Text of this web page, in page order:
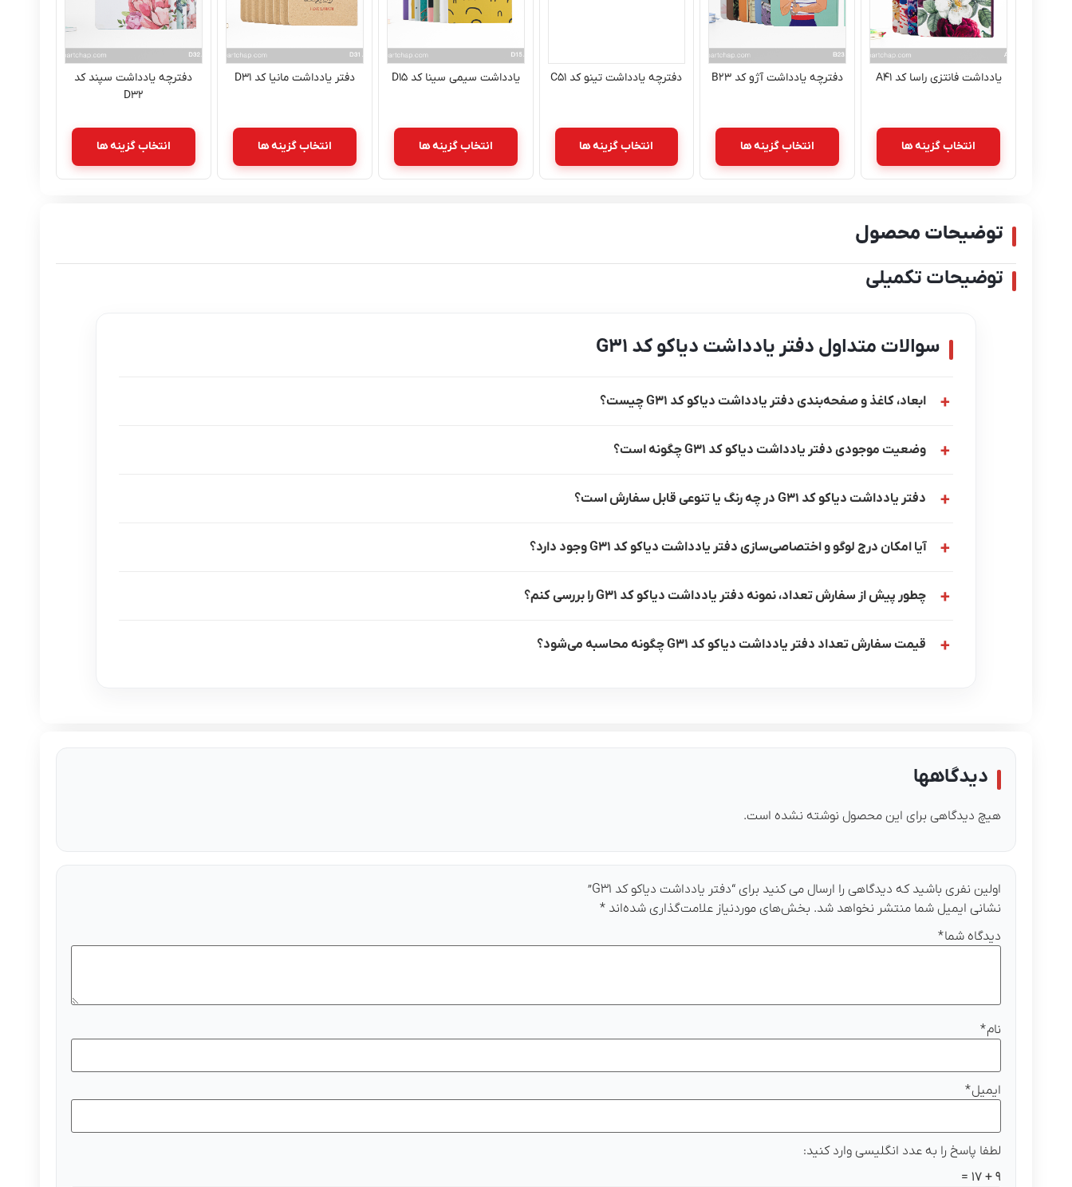
یادداشت فانتزی راسا کد A۴۱
انتخاب گزینه ها
دفترچه یادداشت آژو کد B۲۳
انتخاب گزینه ها
دفترچه یادداشت تینو کد C۵۱
انتخاب گزینه ها
یادداشت سیمی سینا کد D۱۵
انتخاب گزینه ها
دفتر یادداشت مانیا کد D۳۱
انتخاب گزینه ها
دفترچه یادداشت سپند کد
D۳۲
انتخاب گزینه ها
توضیحات محصول
توضیحات تکمیلی
سوالات متداول دفتر یادداشت دیاکو کد G31
ابعاد، کاغذ و صفحه‌بندی دفتر یادداشت دیاکو کد G31 چیست؟
وضعیت موجودی دفتر یادداشت دیاکو کد G31 چگونه است؟
دفتر یادداشت دیاکو کد G31 در چه رنگ یا تنوعی قابل سفارش است؟
آیا امکان درج لوگو و اختصاصی‌سازی دفتر یادداشت دیاکو کد G31 وجود دارد؟
چطور پیش از سفارش تعداد، نمونه دفتر یادداشت دیاکو کد G31 را بررسی کنم؟
قیمت سفارش تعداد دفتر یادداشت دیاکو کد G31 چگونه محاسبه می‌شود؟
دیدگاهها
هیچ دیدگاهی برای این محصول نوشته نشده است.
اولین نفری باشید که دیدگاهی را ارسال می کنید برای “دفتر یادداشت دیاکو کد G۳۱”
نشانی ایمیل شما منتشر نخواهد شد. بخش‌های موردنیاز علامت‌گذاری شده‌اند *
دیدگاه شما*
نام*
ایمیل*
لطفا پاسخ را به عدد انگلیسی وارد کنید:
9 + 17 =